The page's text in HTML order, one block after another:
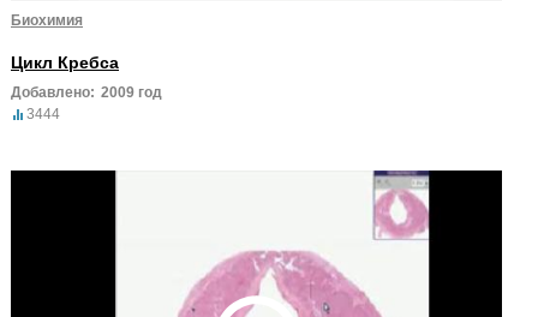
Биохимия
Цикл Кребса
Добавлено: 2009 год
3444